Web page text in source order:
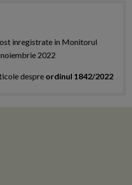
inregistrate in Monitorul
2022
despre ordinul 1842/2022